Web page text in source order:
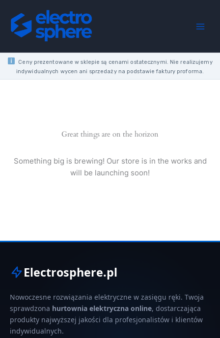
content
Ceny prezentowane w sklepie są cenami ostatecznymi. Nie realizujemy
indywidualnych wycen ani sprzedaży na podstawie faktury proforma.
Great things are on the horizon
Something big is brewing! Our store is in the works and
will be launching soon!
Electrosphere.pl
Nowoczesne rozwiązania elektryczne w zasięgu ręki. Twoja
sprawdzona hurtownia elektryczna online, dostarczająca
produkty najwyższej jakości dla profesjonalistów i klientów
indywidualnych.
mm/M16
Wolfcraft
quantity